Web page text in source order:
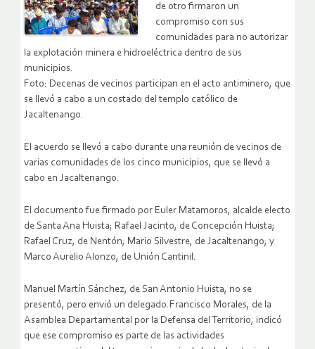
de otro firmaron un
compromiso con sus
comunidades para no autorizar
la explotación minera e hidroeléctrica dentro de sus
municipios.
Foto: Decenas de vecinos participan en el acto antiminero, que
se llevó a cabo a un costado del templo católico de
Jacaltenango.
El acuerdo se llevó a cabo durante una reunión de vecinos de
varias comunidades de los cinco municipios, que se llevó a
cabo en Jacaltenango.
El documento fue firmado por Euler Matamoros, alcalde electo
de Santa Ana Huista; Rafael Jacinto, de Concepción Huista;
Rafael Cruz, de Nentón; Mario Silvestre, de Jacaltenango; y
Marco Aurelio Alonzo, de Unión Cantinil.
Manuel Martín Sánchez, de San Antonio Huista, no se
presentó, pero envió un delegado.Francisco Morales, de la
Asamblea Departamental por la Defensa del Territorio, indicó
que ese compromiso es parte de las actividades